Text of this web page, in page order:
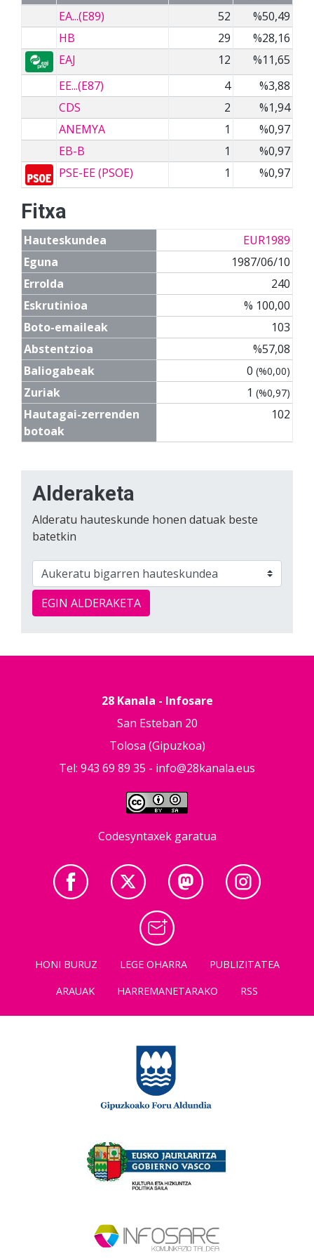
EA...(E89)
52
%50,49
HB
29
%28,16
EAJ
12
%11,65
EE...(E87)
4
%3,88
CDS
2
%1,94
ANEMYA
1
%0,97
EB-B
1
%0,97
PSE-EE (PSOE)
1 %0,97
Fitxa
Hauteskundea
EUR1989
Eguna
1987/06/10
Errolda
240
Eskrutinioa
% 100,00
Boto-emaileak
103
Abstentzioa
%57,08
Baliogabeak
0 (%0,00)
Zuriak 1 (%0,97)
Hautagai-zerrenden
botoak
102
Alderaketa
Alderatu hauteskunde honen datuak beste
batetkin
EGIN ALDERAKETA
28 Kanala - Infosare
San Esteban 20
Tolosa (Gipuzkoa)
Tel: 943 69 89 35 - info@28kanala.eus
Codesyntaxek garatua
HONI BURUZ LEGE OHARRA
PUBLIZITATEA
ARAUAK
HARREMANETARAKO RSS